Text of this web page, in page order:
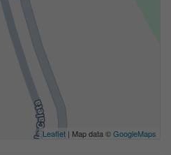
Leaflet | Map data ©GoogleMaps